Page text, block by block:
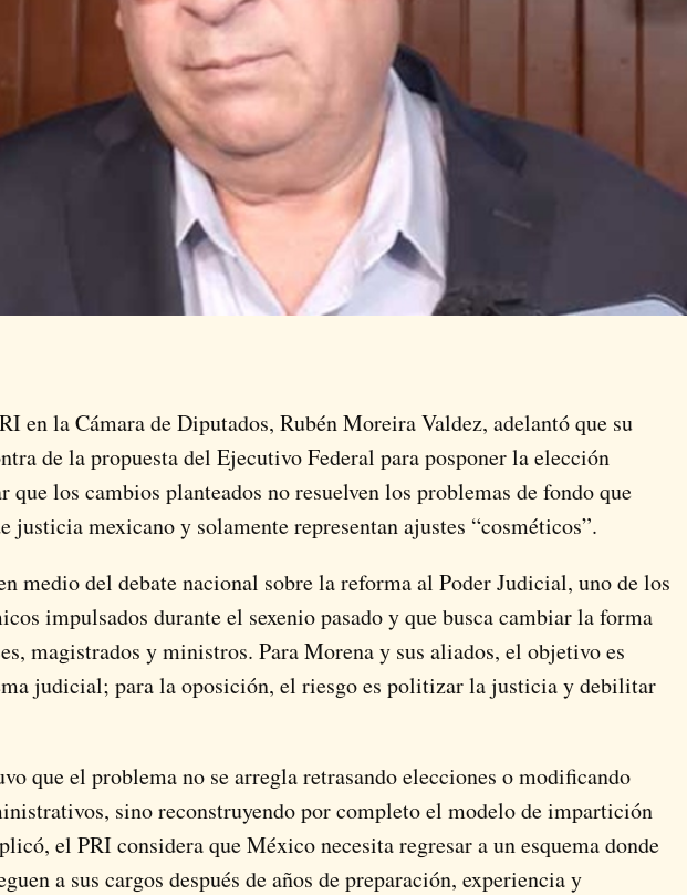
en la Cámara de Diputados, Rubén Moreira Valdez, adelantó que su
de la propuesta del Ejecutivo Federal para posponer la elección
los cambios planteados no resuelven los problemas de fondo que
justicia mexicano y solamente representan ajustes “cosméticos”.
medio del debate nacional sobre la reforma al Poder Judicial, uno de los
impulsados durante el sexenio pasado y que busca cambiar la forma
magistrados y ministros. Para Morena y sus aliados, el objetivo es
judicial; para la oposición, el riesgo es politizar la justicia y debilitar
que el problema no se arregla retrasando elecciones o modificando
sino reconstruyendo por completo el modelo de impartición
el PRI considera que México necesita regresar a un esquema donde
a sus cargos después de años de preparación, experiencia y